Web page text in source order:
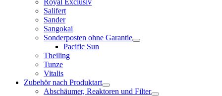
Royal Exclusiv
Salifert
Sander
Sangokai
Sonderposten ohne Garantie
Pacific Sun
Theiling
Tunze
Vitalis
Zubehör nach Produktart
Abschäumer, Reaktoren und Filter